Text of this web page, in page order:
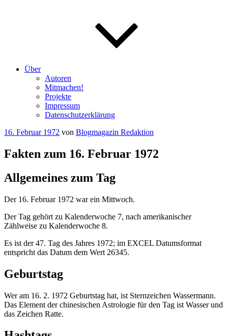
Über
Autoren
Mitmachen!
Projekte
Impressum
Datenschutzerklärung
Veröffentlicht
16. Februar 1972 von Blogmagazin Redaktion
Fakten zum 16. Februar 1972
Allgemeines zum Tag
Der 16. Februar 1972 war ein Mittwoch.
Der Tag gehört zu Kalenderwoche 7, nach amerikanischer
Zählweise zu Kalenderwoche 8.
Es ist der 47. Tag des Jahres 1972; im EXCEL Datumsformat
entspricht das Datum dem Wert 26345.
Geburtstag
Wer am 16. 2. 1972 Geburtstag hat, ist Sternzeichen Wassermann.
Das Element der chinesischen Astrologie für den Tag ist Wasser und
das Zeichen Ratte.